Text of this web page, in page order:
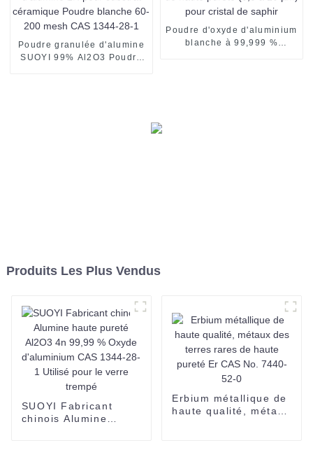
Poudre granulée d'alumine
SUOYI 99% Al2O3 Poudre
Poudre d'oxyde d'aluminium
blanche à 99,999 %
Produits Les Plus Vendus
SUOYI Fabricant
chinois Alumine
Erbium métallique de
haute qualité, métaux